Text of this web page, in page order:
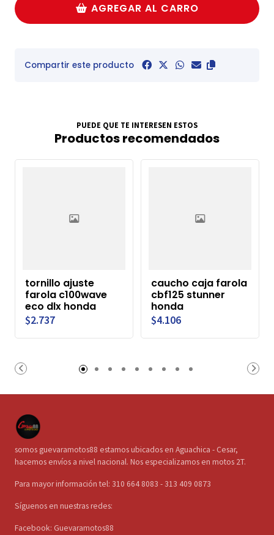
AGREGAR AL CARRO
Compartir este producto
PUEDE QUE TE INTERESEN ESTOS
Productos recomendados
tornillo ajuste
farola c100wave
eco dlx honda
$2.737
caucho caja farola
cbf125 stunner
honda
$4.106
somos guevaramotos88 estamos ubicados en Aguachica - Cesar,
hacemos envíos a nivel nacional. Nos especializamos en motos 2T.
Para mayor información tel: 310 664 8083 - 313 409 0873
Síguenos en nuestras redes:
Facebook: Guevaramotos88